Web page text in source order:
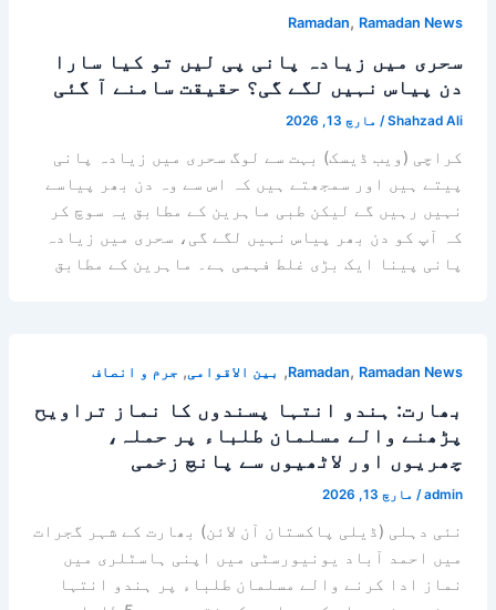
Ramadan, Ramadan News
سحری میں زیادہ پانی پی لیں تو کیا سارا
دن پیاس نہیں لگے گی؟ حقیقت سامنے آ گئی
Shahzad Ali
/ مارچ 13, 2026
کراچی (ویب ڈیسک) بہت سے لوگ سحری میں زیادہ پانی
پیتے ہیں اور سمجھتے ہیں کہ اس سے وہ دن بھر پیاسے
نہیں رہیں گے لیکن طبی ماہرین کے مطابق یہ سوچ کر
کہ آپ کو دن بھر پیاس نہیں لگے گی، سحری میں زیادہ
پانی پینا ایک بڑی غلط فہمی ہے۔ ماہرین کے مطابق
Ramadan, Ramadan News
, بین الاقوامی, جرم و انصاف
بھارت: ہندو انتہا پسندوں کا نماز تراویح
پڑھنے والے مسلمان طلباء پر حملہ،
چھریوں اور لاٹھیوں سے پانچ زخمی
admin
/ مارچ 13, 2026
نئی دہلی (ڈیلی پاکستان آن لائن) بھارت کے شہر گجرات
میں احمد آباد یونیورسٹی میں اپنی ہاسٹلری میں
نماز ادا کرنے والے مسلمان طلباء پر ہندو انتہا